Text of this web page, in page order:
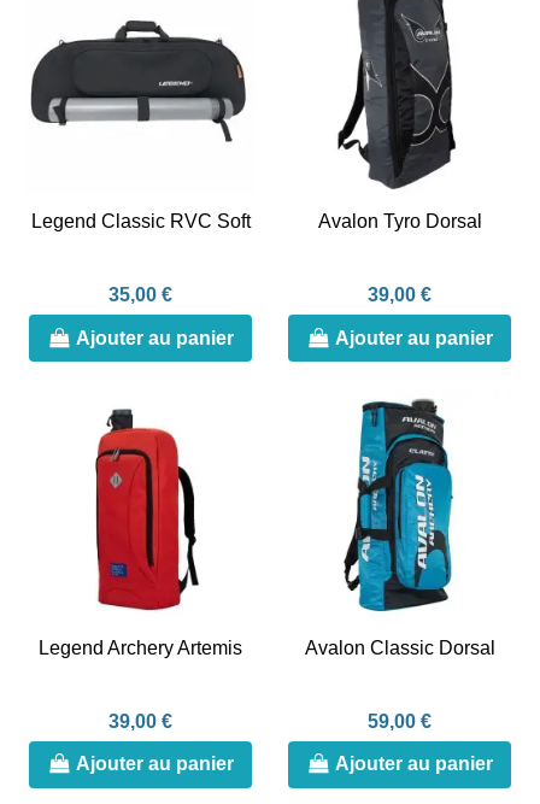
Legend Classic RVC Soft
35,00 €
Ajouter au panier
Avalon Tyro Dorsal
39,00 €
Ajouter au panier
Legend Archery Artemis
39,00 €
Ajouter au panier
Avalon Classic Dorsal
59,00 €
Ajouter au panier